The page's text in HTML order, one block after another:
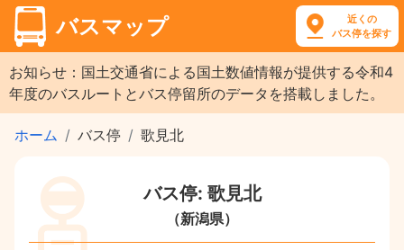
バスマップ
近くの
バス停を探す
お知らせ：国土交通省による国土数値情報が提供する令和4
年度のバスルートとバス停留所のデータを搭載しました。
ホーム バス停 歌見北
バス停: 歌見北
（新潟県）